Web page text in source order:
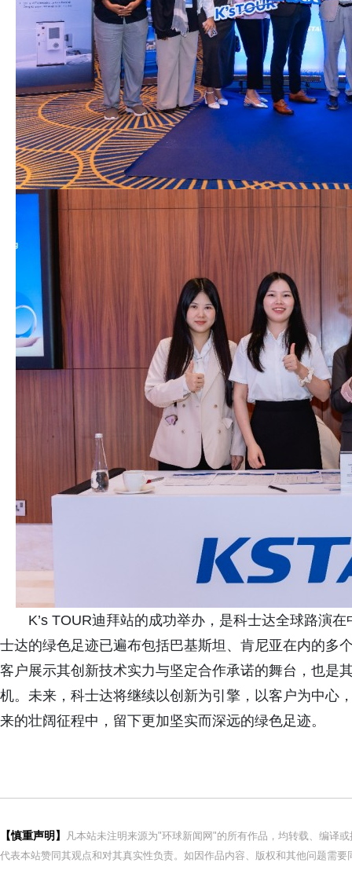
K’s TOUR迪拜站的成功举办，是科士达全球路演
士达的绿色足迹已遍布包括巴基斯坦、肯尼亚在内的多
客户展示其创新技术实力与坚定合作承诺的舞台，也是
机。未来，科士达将继续以创新为引擎，以客户为中心
来的壮阔征程中，留下更加坚实而深远的绿色足迹。
【慎重声明】
凡本站未注明来源为"环球新闻网"的所有作品，均转载、编译
代表本站赞同其观点和对其真实性负责。如因作品内容、版权和其他问题需